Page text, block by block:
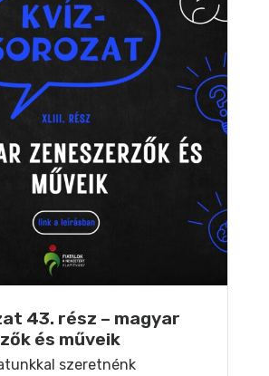
43. rész – magyar
és műveik
szeretnénk